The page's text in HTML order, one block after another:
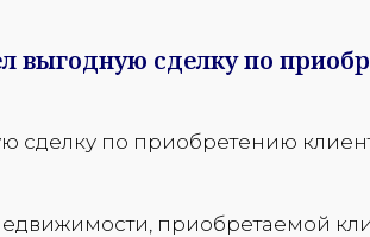
выгодную сделку по
сделку по приобретению
приобретаемой